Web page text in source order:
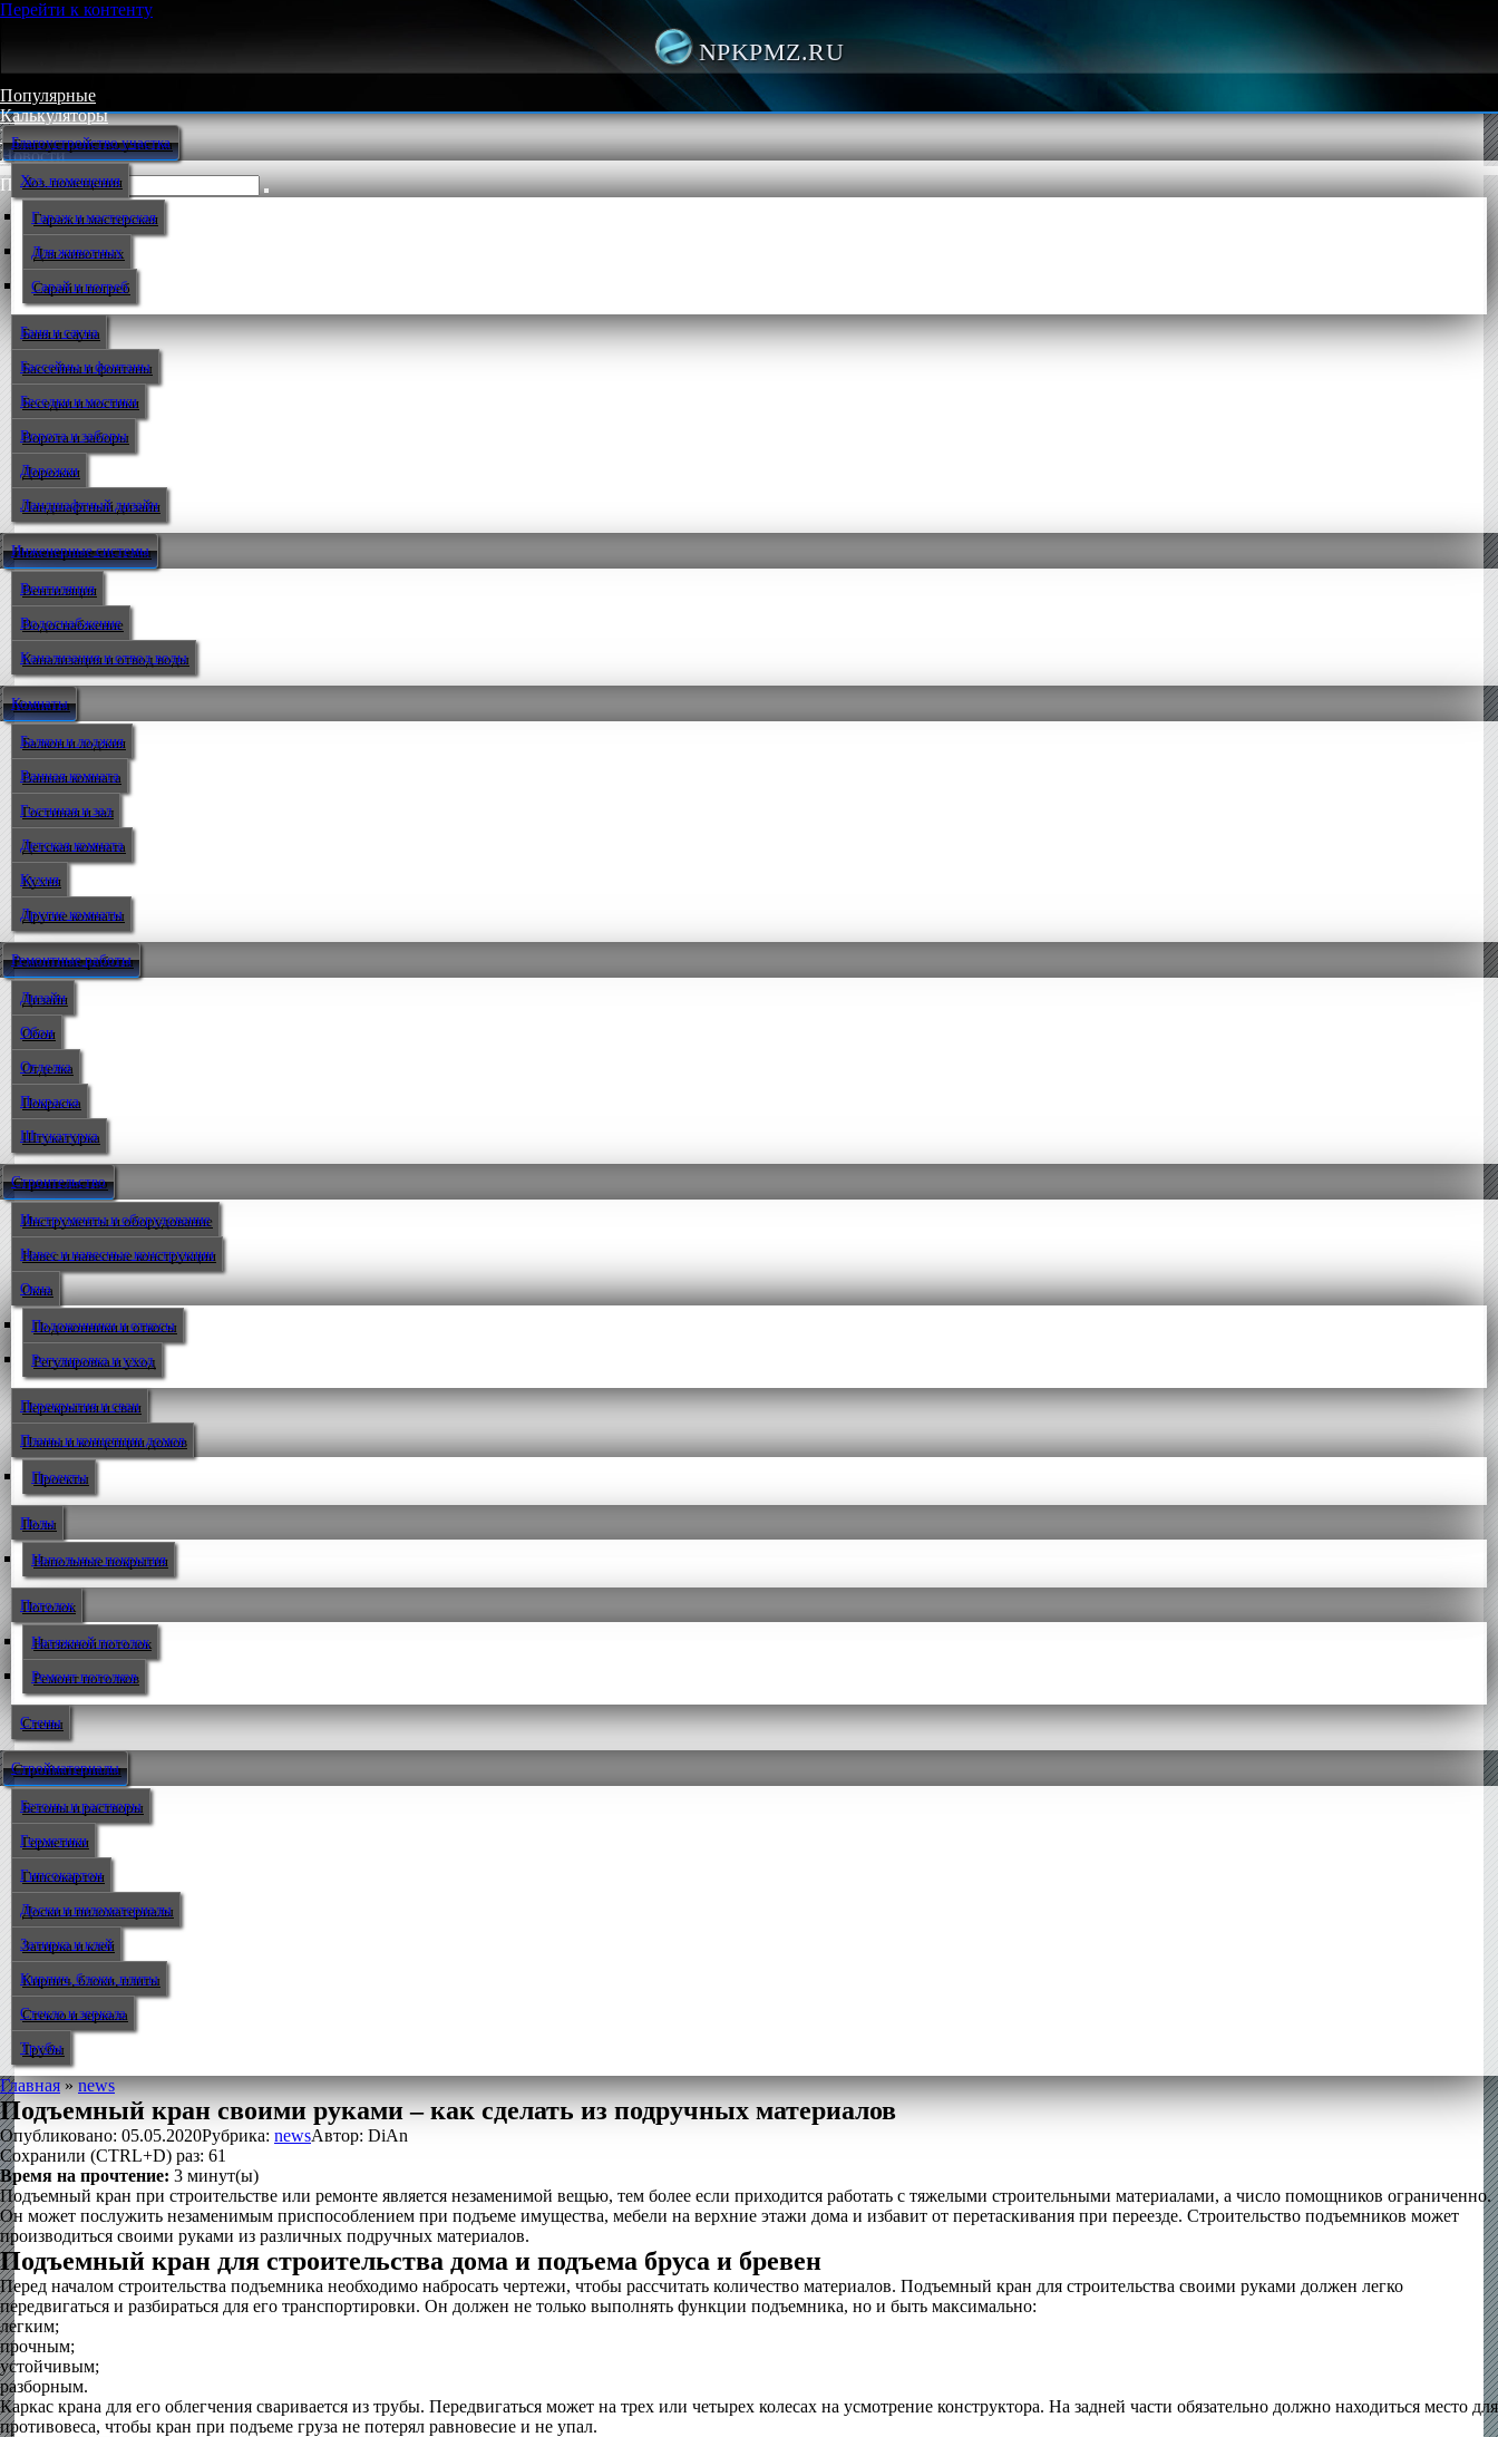
Перейти к контенту
NPKPMZ.RU
Популярные
Калькуляторы
Мастер-классы
Новости
Поиск:
Благоустройство участка
Хоз. помещения
Гараж и мастерская
Для животных
Сарай и погреб
Баня и сауна
Бассейны и фонтаны
Беседки и мостики
Ворота и заборы
Дорожки
Ландшафтный дизайн
Инженерные системы
Вентиляция
Водоснабжение
Канализация и отвод воды
Комнаты
Балкон и лоджия
Ванная комната
Гостиная и зал
Детская комната
Кухня
Другие комнаты
Ремонтные работы
Дизайн
Обои
Отделка
Покраска
Штукатурка
Строительство
Инструменты и оборудование
Навес и навесные конструкции
Окна
Подоконники и откосы
Регулировка и уход
Перекрытия и сваи
Планы и концепции домов
Проекты
Полы
Напольные покрытия
Потолок
Натяжной потолок
Ремонт потолков
Стены
Стройматериалы
Бетоны и растворы
Герметики
Гипсокартон
Доски и пиломатериалы
Затирка и клей
Кирпич, блоки, плиты
Стекло и зеркала
Трубы
Главная » news
Подъемный кран своими руками – как сделать из подручных материалов
Опубликовано: 05.05.2020Рубрика: newsАвтор: DiAn
Сохранили (CTRL+D) раз: 61
Время на прочтение: 3 минут(ы)
Подъемный кран при строительстве или ремонте является незаменимой вещью, тем более если приходится работать с тяжелыми строительными материалами, а число помощников ограниченно.
Он может послужить незаменимым приспособлением при подъеме имущества, мебели на верхние этажи дома и избавит от перетаскивания при переезде. Строительство подъемников может
производиться своими руками из различных подручных материалов.
Подъемный кран для строительства дома и подъема бруса и бревен
Перед началом строительства подъемника необходимо набросать чертежи, чтобы рассчитать количество материалов. Подъемный кран для строительства своими руками должен легко
передвигаться и разбираться для его транспортировки. Он должен не только выполнять функции подъемника, но и быть максимально:
легким;
прочным;
устойчивым;
разборным.
Каркас крана для его облегчения сваривается из трубы. Передвигаться может на трех или четырех колесах на усмотрение конструктора. На задней части обязательно должно находиться место для
противовеса, чтобы кран при подъеме груза не потерял равновесие и не упал.